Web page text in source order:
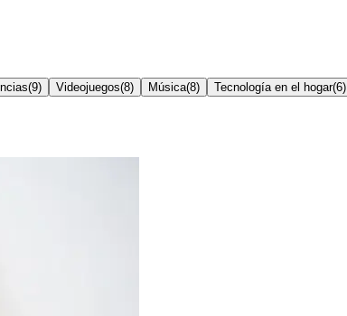
(9) Videojuegos(8) Música(8) Tecnología en el hogar(6)